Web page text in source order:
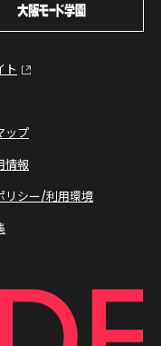
ト
ップ
情報
リシー/利用環境